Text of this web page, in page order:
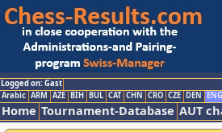
Logged on: Gast
Arabic ARM AZE BIH BUL CAT CHN CRO CZE DEN ENG
Home Tournament-Database AUT